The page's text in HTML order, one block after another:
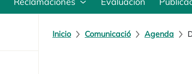
Inicio Comunicació Agenda